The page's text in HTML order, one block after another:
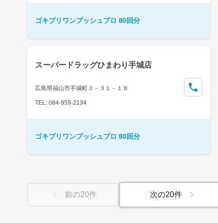
ゴキブリワンプッシュプロ 80回分
スーパードラッグひまわり手城店
広島県福山市手城町３－３１－１８
TEL: 084-959-2134
ゴキブリワンプッシュプロ 80回分
前の20件 次の20件